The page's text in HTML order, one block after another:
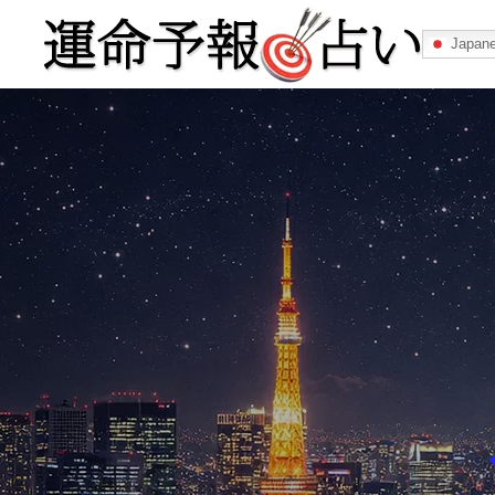
運命予報占い
運命予報占いとは あなたの所
記事カテゴリー